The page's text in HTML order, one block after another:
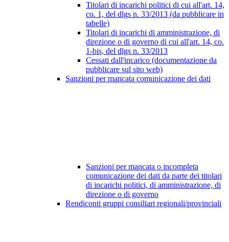
Titolari di incarichi politici di cui all'art. 14,
co. 1, del dlgs n. 33/2013 (da pubblicare in
tabelle)
Titolari di incarichi di amministrazione, di
direzione o di governo di cui all'art. 14, co.
1-bis, del dlgs n. 33/2013
Cessati dall'incarico (documentazione da
pubblicare sul sito web)
Sanzioni per mancata comunicazione dei dati
Sanzioni per mancata o incompleta
comunicazione dei dati da parte dei titolari
di incarichi politici, di amministrazione, di
direzione o di governo
Rendiconti gruppi consiliari regionali/provinciali